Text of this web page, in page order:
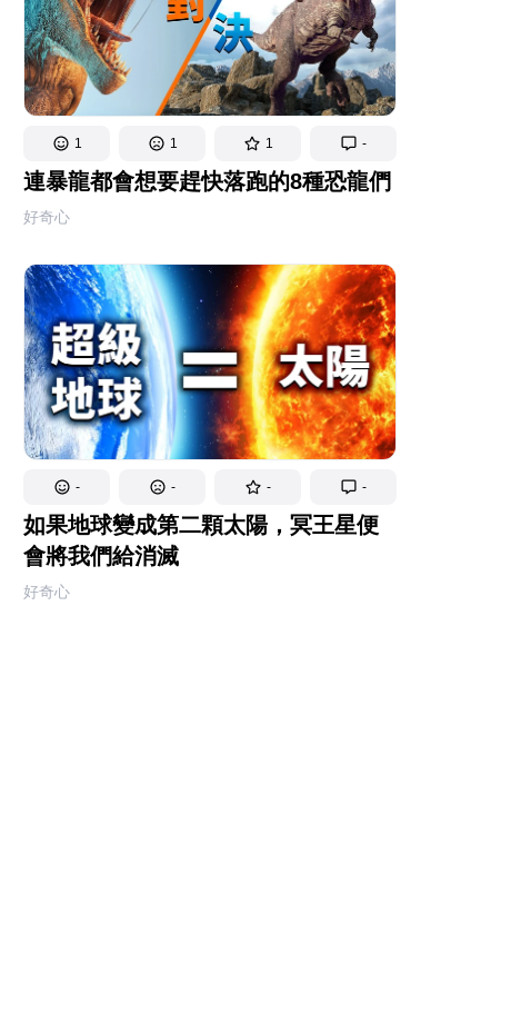
1 1 1 -
連暴龍都會想要趕快落跑的8種恐龍們
好奇心
- - - -
如果地球變成第二顆太陽，冥王星便
會將我們給消滅
好奇心